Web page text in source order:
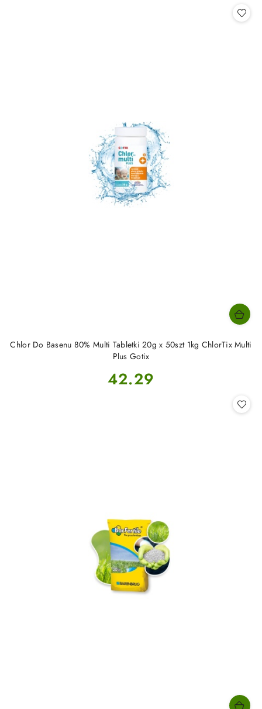
Chlor Do Basenu 80% Multi Tabletki 20g x 50szt 1kg ChlorTix Multi
Plus Gotix
Cena:
42.29